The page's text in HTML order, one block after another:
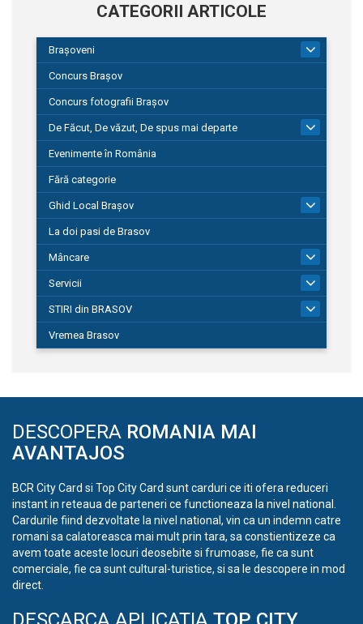
CATEGORII ARTICOLE
Brașoveni
Concurs Brașov
Concurs fotografii Brașov
De Făcut, De văzut, De spus mai departe
149
Evenimente în România
Fără categorie
Ghid Local Brașov
La doi pasi de Brasov
Mâncare
Servicii
STIRI din BRASOV
Vremea Brasov
DESCOPERA ROMANIA MAI
AVANTAJOS
BCR City Card si Top City Card sunt carduri ce iti ofera reduceri
instant in reteaua de parteneri ce functioneaza la nivel national.
Cardurile fiind dezvoltate la nivel national, vin ca un indemn catre
romani sa calatoreasca mai mult prin tara, sa constientizeze ca
avem toate aceste locuri deosebite si frumoase, fie ca sunt
comerciale, fie ca sunt cultural-turistice, si sa le descopere in mod
direct.